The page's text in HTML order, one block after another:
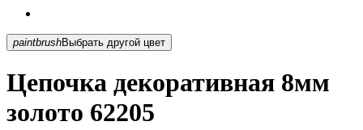
paintbrush Выбрать другой цвет
Цепочка декоративная 8мм
золото 62205